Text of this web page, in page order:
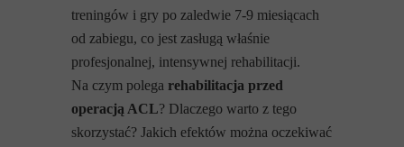
treningów i gry po zaledwie 7-9 miesiącach
od zabiegu, co jest zasługą właśnie
profesjonalnej, intensywnej rehabilitacji.
Na czym polega rehabilitacja przed
operacją ACL? Dlaczego warto z tego
skorzystać? Jakich efektów można oczekiwać